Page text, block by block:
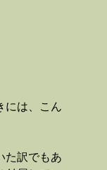
には、こん
た訳でもあ